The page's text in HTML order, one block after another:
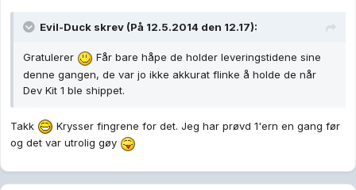
Evil-Duck skrev (På 12.5.2014 den 12.17):
Gratulerer
Får bare håpe de holder leveringstidene sine
denne gangen, de var jo ikke akkurat flinke å holde de når
Dev Kit 1 ble shippet.
Takk
Krysser fingrene for det. Jeg har prøvd 1'ern en gang før
og det var utrolig gøy